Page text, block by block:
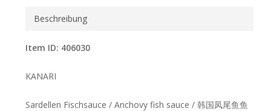
Beschreibung
Item ID: 406030
KANARI
Sardellen Fischsauce / Anchovy fish sauce / 韩国凤尾鱼鱼